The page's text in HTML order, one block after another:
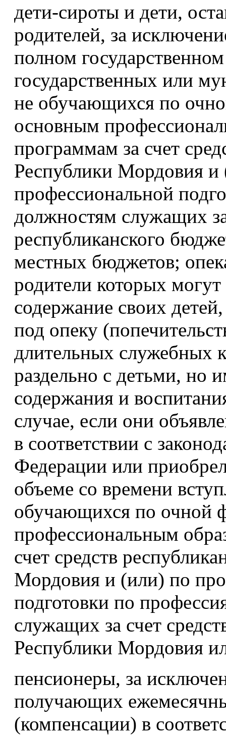
дети-сироты и дети,
родителей, за
полном
государственных или
не обучающихся по
основным
программам за счет
Республики Мордовия
профессиональной
должностям служащих
республиканского
местных бюджетов;
родители которых
содержание своих
под опеку
длительных служебных
раздельно с детьми, но
содержания и
случае, если они
в соответствии с
Федерации или
объеме со времени
обучающихся по очной
профессиональным
счет средств
Мордовия и (или) по
подготовки по
служащих за счет
Республики Мордовия
пенсионеры, за
получающих
(компенсации) в